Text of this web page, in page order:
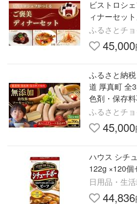
ビストロシ
ィナーセッ
牛・のどぐ
ふるさとチ
45,000
ふるさと納
道 厚真町 全3回定期便 結着剤・発
色剤・保存
ージ5種セッ
マーズファ
ふるさとチ
45,000
ハウス シチ
122g ×120個
日用品・生
44,836